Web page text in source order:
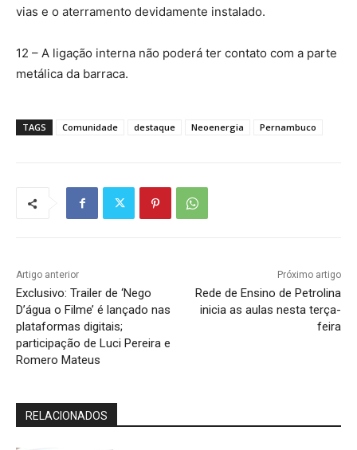
vias e o aterramento devidamente instalado.
12 – A ligação interna não poderá ter contato com a parte
metálica da barraca.
TAGS Comunidade destaque Neoenergia Pernambuco
Artigo anterior
Exclusivo: Trailer de ‘Nego
D’água o Filme’ é lançado nas
plataformas digitais;
participação de Luci Pereira e
Romero Mateus
Próximo artigo
Rede de Ensino de Petrolina
inicia as aulas nesta terça-
feira
RELACIONADOS